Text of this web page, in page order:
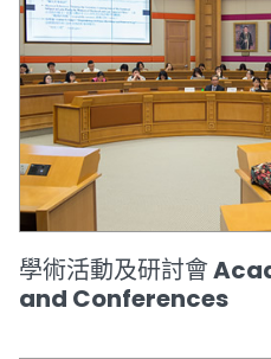
學術活動及研討會
and Conferences